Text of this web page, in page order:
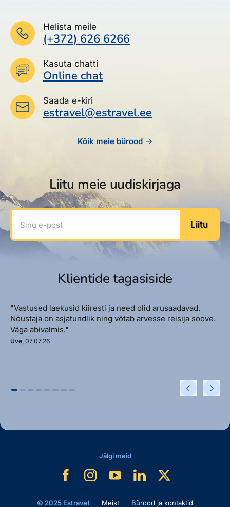
Helista meile
(+372) 626 6266
Kasuta chatti
Online chat
Saada e-kiri
estravel@estravel.ee
Kõik meie bürood
Liitu meie uudiskirjaga
Sinu e-post
Liitu
Klientide tagasiside
"Vastused laekusid kiiresti ja need olid arusaadavad.
Nõustaja on asjatundlik ning võtab arvesse reisija soove.
Väga abivalmis."
Uve, 07.07.26
© 2025 Estravel Meist Bürood ja kontaktid
Jälgi meid